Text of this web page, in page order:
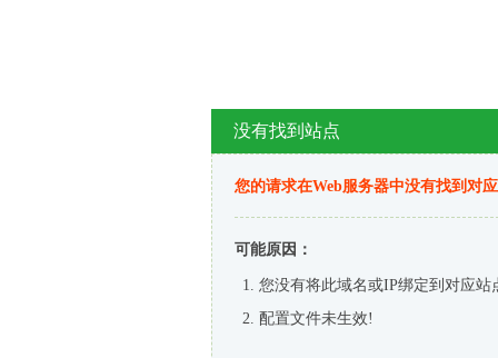
没有找到站点
您的请求在Web服务器中没有找到对
可能原因：
您没有将此域名或IP绑定到对应站
配置文件未生效!